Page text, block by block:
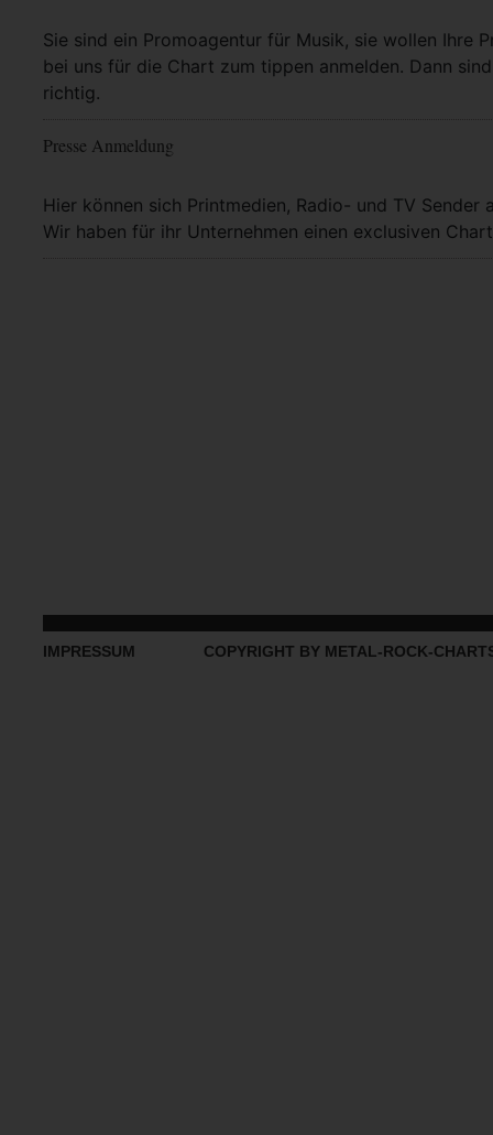
Sie sind ein Promoagentur für Musik, sie wollen Ihre
bei uns für die Chart zum tippen anmelden. Dann
richtig.
Presse Anmeldung
Hier können sich Printmedien, Radio- und TV Sender
Wir haben für ihr Unternehmen einen exclusiven
Mehr Info
IMPRESSUM COPYRIGHT BY METAL-ROCK-